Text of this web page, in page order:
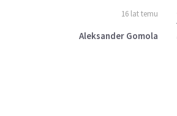
16 lat temu
Aleksander Gomola